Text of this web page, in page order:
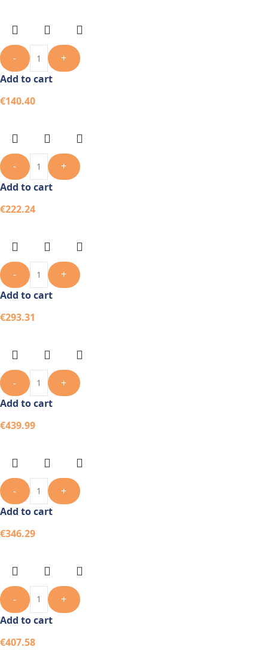
-
+
Add to cart
€140.40
-
+
Add to cart
€222.24
-
+
Add to cart
€293.31
-
+
Add to cart
€439.99
-
+
Add to cart
€346.29
-
+
Add to cart
€407.58